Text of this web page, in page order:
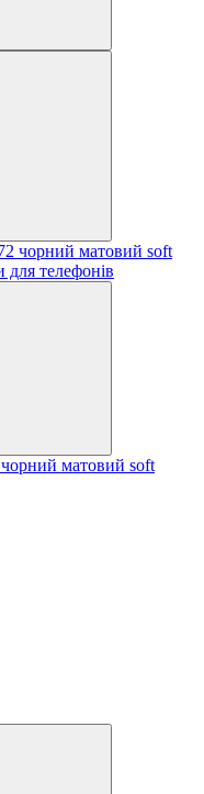
матовий soft